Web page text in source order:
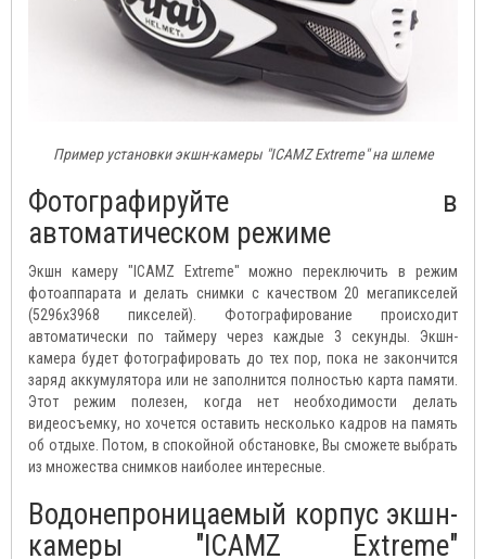
Пример установки экшн-камеры "ICAMZ Extreme" на шлеме
Фотографируйте в
автоматическом режиме
Экшн камеру "ICAMZ Extreme" можно переключить в режим
фотоаппарата и делать снимки с качеством 20 мегапикселей
(5296x3968 пикселей). Фотографирование происходит
автоматически по таймеру через каждые 3 секунды. Экшн-
камера будет фотографировать до тех пор, пока не закончится
заряд аккумулятора или не заполнится полностью карта памяти.
Этот режим полезен, когда нет необходимости делать
видеосъемку, но хочется оставить несколько кадров на память
об отдыхе. Потом, в спокойной обстановке, Вы сможете выбрать
из множества снимков наиболее интересные.
Водонепроницаемый корпус экшн-
камеры "ICAMZ Extreme"